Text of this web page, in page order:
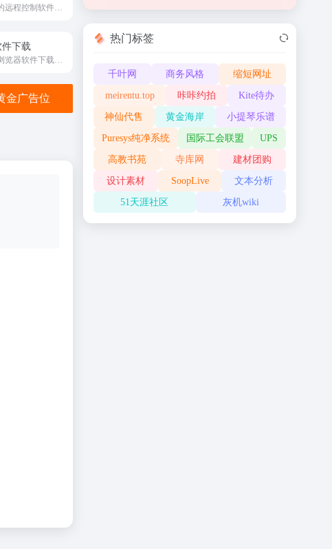
下载
金广告位
热门标签
千叶网 商务风格 缩短网址
meirentu.top 咔咔约拍 Kite待办
神仙代售 黄金海岸 小提琴乐谱
Puresys纯净系统 国际工会联盟 UPS
高教书苑 寺库网 建材团购
设计素材 SoopLive 文本分析
51天涯社区 灰机wiki